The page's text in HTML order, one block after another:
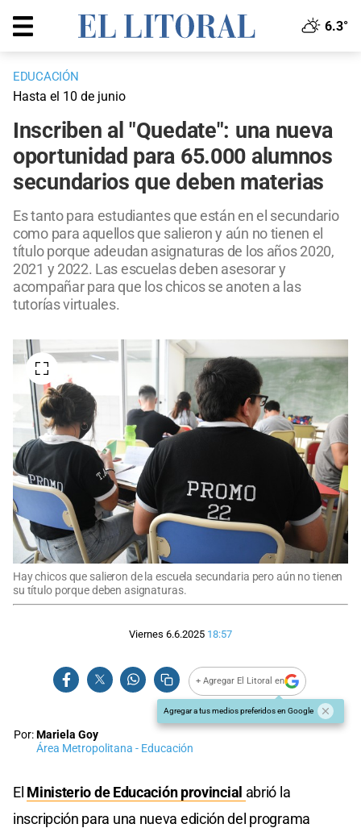
6.3°
EDUCACIÓN
Hasta el 10 de junio
Inscriben al "Quedate": una nueva
oportunidad para 65.000 alumnos
secundarios que deben materias
Es tanto para estudiantes que están en el secundario
como para aquellos que salieron y aún no tienen el
título porque adeudan asignaturas de los años 2020,
2021 y 2022. Las escuelas deben asesorar y
acompañar para que los chicos se anoten a las
tutorías virtuales.
Hay chicos que salieron de la escuela secundaria pero aún no tienen
su título porque deben asignaturas.
Viernes 6.6.2025 18:57
+ Agregar El Litoral en
Agregar a tus medios preferidos en Google
Por:Mariela Goy
Área Metropolitana - Educación
El Ministerio de Educación provincial abrió la
inscripción para una nueva edición del programa